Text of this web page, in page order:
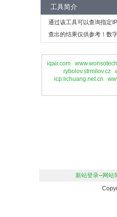
工具简介
通过该工具可以查询指定
查出的结果仅供参考！数
iqair.com
rybolov.strmilov.cz
icp.lichuang.net.cn
新站登录--网站